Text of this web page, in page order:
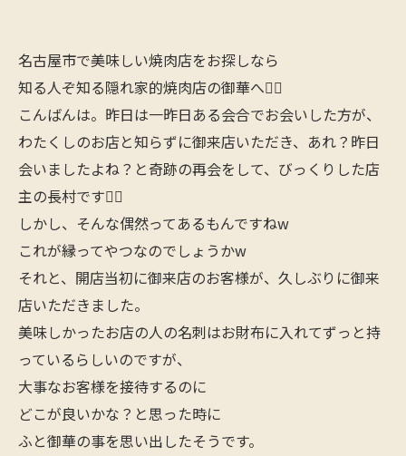
名古屋市で美味しい焼肉店をお探しなら
知る人ぞ知る隠れ家的焼肉店の御華へ🙋‍♂️
こんばんは。昨日は一昨日ある会合でお会いした方が、
わたくしのお店と知らずに御来店いただき、あれ？昨日
会いましたよね？と奇跡の再会をして、びっくりした店
主の長村です🙋‍♂️
しかし、そんな偶然ってあるもんですねw
これが縁ってやつなのでしょうかw
それと、開店当初に御来店のお客様が、久しぶりに御来
店いただきました。
美味しかったお店の人の名刺はお財布に入れてずっと持
っているらしいのですが、
大事なお客様を接待するのに
どこが良いかな？と思った時に
ふと御華の事を思い出したそうです。